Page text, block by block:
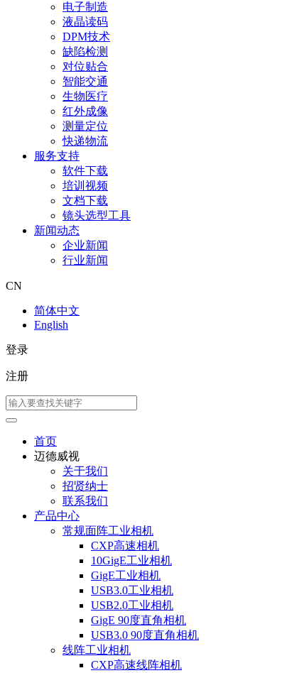
电子制造
液晶读码
DPM技术
缺陷检测
对位贴合
智能交通
生物医疗
红外成像
测量定位
快递物流
服务支持
软件下载
培训视频
文档下载
镜头选型工具
新闻动态
企业新闻
行业新闻
CN
简体中文
English
登录
注册
首页
迈德威视
关于我们
招贤纳士
联系我们
产品中心
常规面阵工业相机
CXP高速相机
10GigE工业相机
GigE工业相机
USB3.0工业相机
USB2.0工业相机
GigE 90度直角相机
USB3.0 90度直角相机
线阵工业相机
CXP高速线阵相机